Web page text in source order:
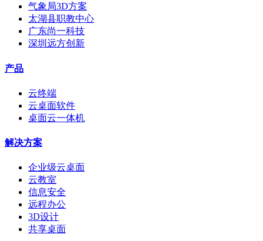
气象局3D方案
太湖县职教中心
广东尚一科技
深圳远方创新
产品
云终端
云桌面软件
桌面云一体机
解决方案
企业级云桌面
云教室
信息安全
远程办公
3D设计
共享桌面